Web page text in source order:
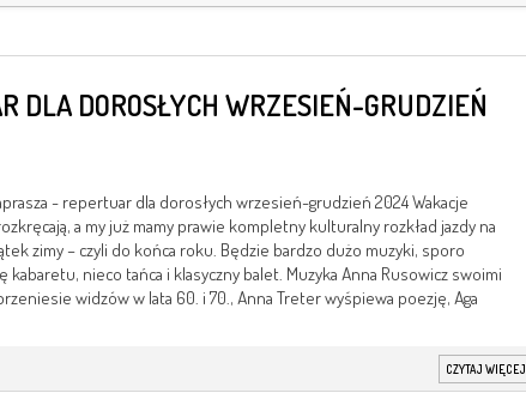
DLA DOROSŁYCH WRZESIEŃ-GRUDZIEŃ
- repertuar dla dorosłych wrzesień-grudzień 2024 Wakacje
a my już mamy prawie kompletny kulturalny rozkład jazdy na
zimy – czyli do końca roku. Będzie bardzo dużo muzyki, sporo
kabaretu, nieco tańca i klasyczny balet. Muzyka Anna Rusowicz swoimi
widzów w lata 60. i 70., Anna Treter wyśpiewa poezję, Aga
CZYTAJ WIĘCEJ